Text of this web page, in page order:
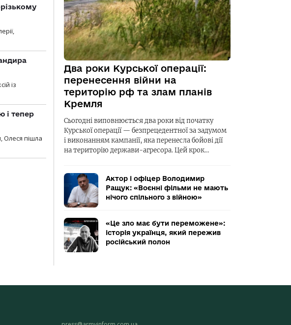
із
і тепер
Олеся пішла
Два роки Курської операції:
перенесення війни на
територію рф та злам планів
Кремля
Сьогодні виповнюється два роки від початку
Курської операції — безпрецедентної за задумом
і виконанням кампанії, яка перенесла бойові дії
на територію держави-агресора. Цей крок…
Актор і офіцер Володимир
Ращук: «Воєнні фільми не мають
нічого спільного з війною»
«Це зло має бути переможене»:
історія українця, який пережив
російський полон